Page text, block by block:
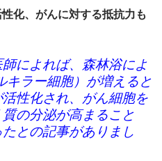
化、がんに対する抵抗力も
によれば、森林浴によ
キラー細胞）が増えると
性化され、がん細胞を
の分泌が高まること
との記事がありまし